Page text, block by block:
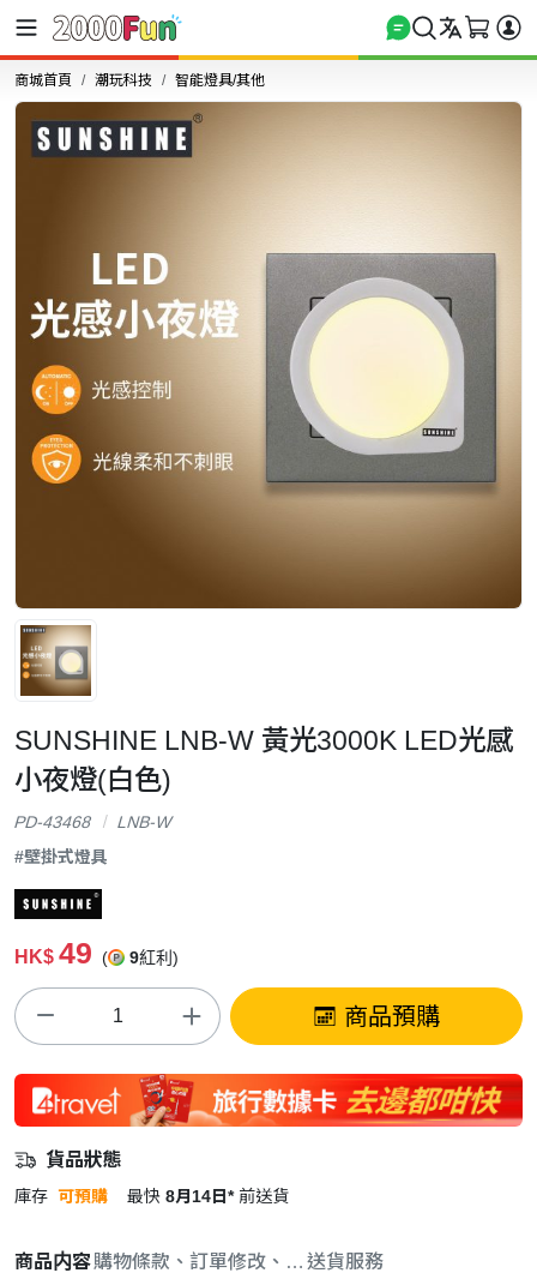
商城首頁 潮玩科技 智能燈具/其他
SUNSHINE LNB-W 黃光3000K LED光感
小夜燈(白色)
PD-43468
LNB-W
#壁掛式燈具
HK$ 49 ( 9紅利)
商品預購
貨品狀態
庫存 可預購 最快 8月14日* 前送貨
商品内容購物條款、訂單修改、取消與退款政策
送貨服務